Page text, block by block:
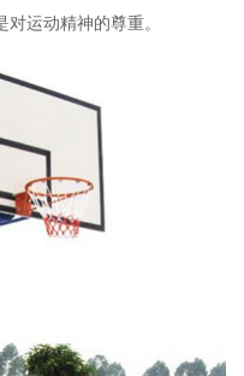
运动精神的尊重。